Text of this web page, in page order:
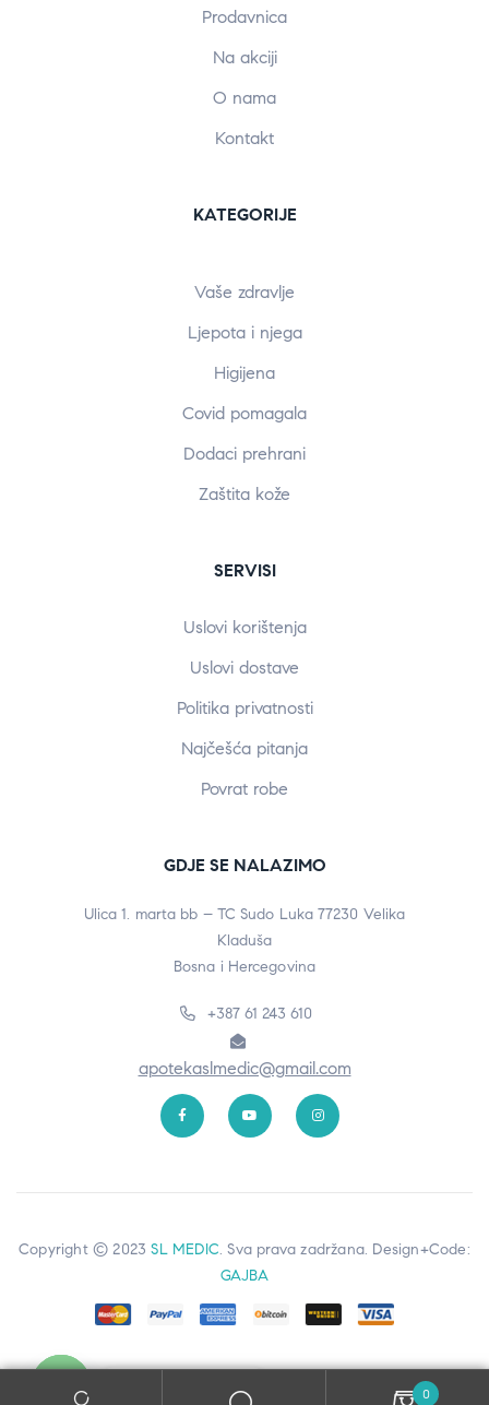
Prodavnica
Na akciji
O nama
Kontakt
KATEGORIJE
Vaše zdravlje
Ljepota i njega
Higijena
Covid pomagala
Dodaci prehrani
Zaštita kože
SERVISI
Uslovi korištenja
Uslovi dostave
Politika privatnosti
Najčešća pitanja
Povrat robe
GDJE SE NALAZIMO
Ulica 1. marta bb – TC Sudo Luka 77230 Velika
Kladuša
Bosna i Hercegovina
+387 61 243 610
apotekaslmedic@gmail.com
Copyright © 2023SL MEDIC. Sva prava zadržana. Design+Code:
GAJBA
0